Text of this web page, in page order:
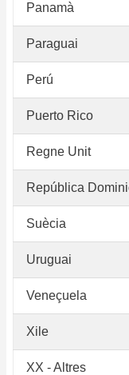
Panamà
Paraguai
Perú
Puerto Rico
Regne Unit
República
Suècia
Uruguai
Veneçuela
Xile
XX - Altres